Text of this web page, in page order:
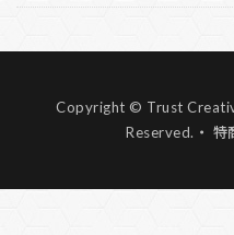
Copyright © Trust
Reserved. ・